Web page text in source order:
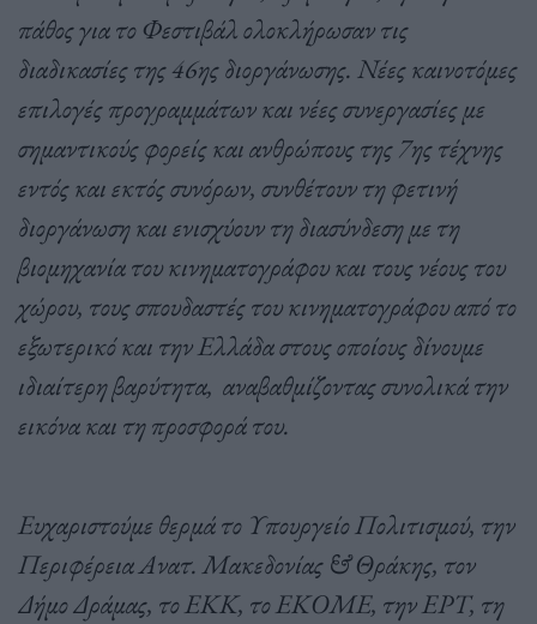
πάθος για το Φεστιβάλ ολοκλήρωσαν τις
διαδικασίες της 46ης διοργάνωσης. Νέες καινοτόμες
επιλογές προγραμμάτων και νέες συνεργασίες με
σημαντικούς φορείς και ανθρώπους της 7ης τέχνης
εντός και εκτός συνόρων, συνθέτουν τη φετινή
διοργάνωση και ενισχύουν τη διασύνδεση με τη
βιομηχανία του κινηματογράφου και τους νέους του
χώρου, τους σπουδαστές του κινηματογράφου από το
εξωτερικό και την Ελλάδα στους οποίους δίνουμε
ιδιαίτερη βαρύτητα, αναβαθμίζοντας συνολικά την
εικόνα και τη προσφορά του.
Ευχαριστούμε θερμά το Υπουργείο Πολιτισμού, την
Περιφέρεια Ανατ. Μακεδονίας & Θράκης, τον
Δήμο Δράμας, το ΕΚΚ, το ΕΚΟΜΕ, την ΕΡΤ, τη